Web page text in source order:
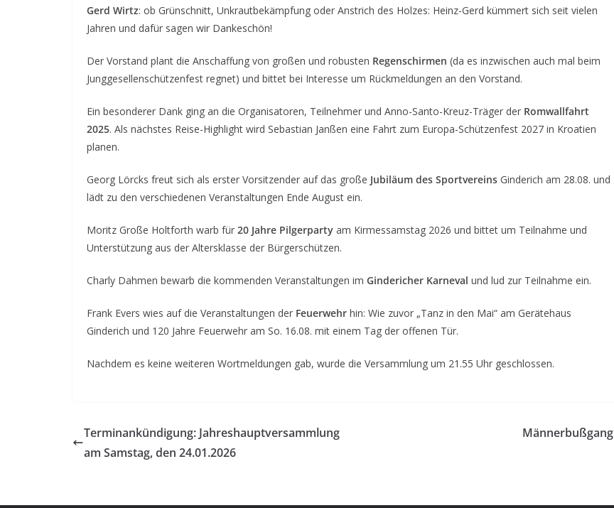
Gerd Wirtz: ob Grünschnitt, Unkrautbekämpfung oder Anstrich des Holzes: Heinz-Gerd kümmert sich seit vielen
Jahren und dafür sagen wir Dankeschön!
Der Vorstand plant die Anschaffung von großen und robusten Regenschirmen (da es inzwischen auch mal beim
Junggesellenschützenfest regnet) und bittet bei Interesse um Rückmeldungen an den Vorstand.
Ein besonderer Dank ging an die Organisatoren, Teilnehmer und Anno-Santo-Kreuz-Träger der Romwallfahrt
2025. Als nächstes Reise-Highlight wird Sebastian Janßen eine Fahrt zum Europa-Schützenfest 2027 in Kroatien
planen.
Georg Lörcks freut sich als erster Vorsitzender auf das große Jubiläum des Sportvereins Ginderich am 28.08. und
lädt zu den verschiedenen Veranstaltungen Ende August ein.
Moritz Große Holtforth warb für 20 Jahre Pilgerparty am Kirmessamstag 2026 und bittet um Teilnahme und
Unterstützung aus der Altersklasse der Bürgerschützen.
Charly Dahmen bewarb die kommenden Veranstaltungen im Gindericher Karneval und lud zur Teilnahme ein.
Frank Evers wies auf die Veranstaltungen der Feuerwehr hin: Wie zuvor „Tanz in den Mai“ am Gerätehaus
Ginderich und 120 Jahre Feuerwehr am So. 16.08. mit einem Tag der offenen Tür.
Nachdem es keine weiteren Wortmeldungen gab, wurde die Versammlung um 21.55 Uhr geschlossen.
Terminankündigung: Jahreshauptversammlung
am Samstag, den 24.01.2026
Männerbußgang